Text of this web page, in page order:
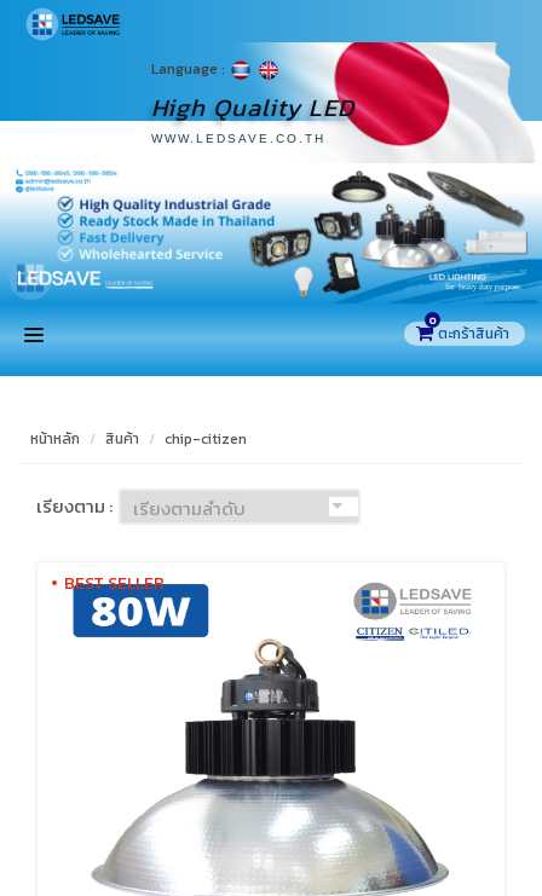
Language :
High Quality LED
WWW.LEDSAVE.CO.TH
0
ติดต่อเรา
หน้าหลัก สินค้า chip-citizen
เรียงตาม :
BEST SELLER